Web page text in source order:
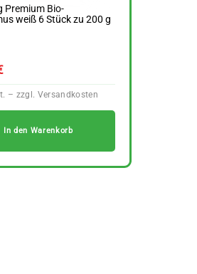
Premium Bio-
weiß 6 Stück zu 200 g
In den Warenkorb